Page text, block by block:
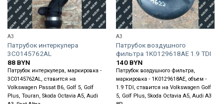
A3
Патрубок интеркулера
3C0145762AL
88 BYN
Патрубок интеркулера, маркировка -
3C0145762AL, ставится на
Volkswagen Passat B6, Golf 5, Golf
Plus, Touran, Skoda Octavia A5, Audi
A3
Патрубок воздушного
фильтра 1K0129618AE 1.9 TDI
140 BYN
Патрубок воздушного фильтра,
маркировка - 1K0129618AE, объем -
1.9 TDI, ставится на Volkswagen Golf
5, Golf Plus, Skoda Octavia A5, Audi A3